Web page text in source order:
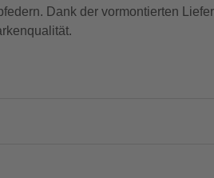
Dank der vormontierten